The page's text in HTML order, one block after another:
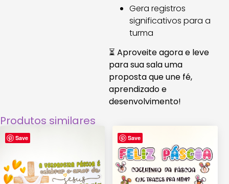
Gera registros
significativos para a
turma
⏳ Aproveite agora e leve
para sua sala uma
proposta que une fé,
aprendizado e
desenvolvimento!
Produtos similares
Save Save